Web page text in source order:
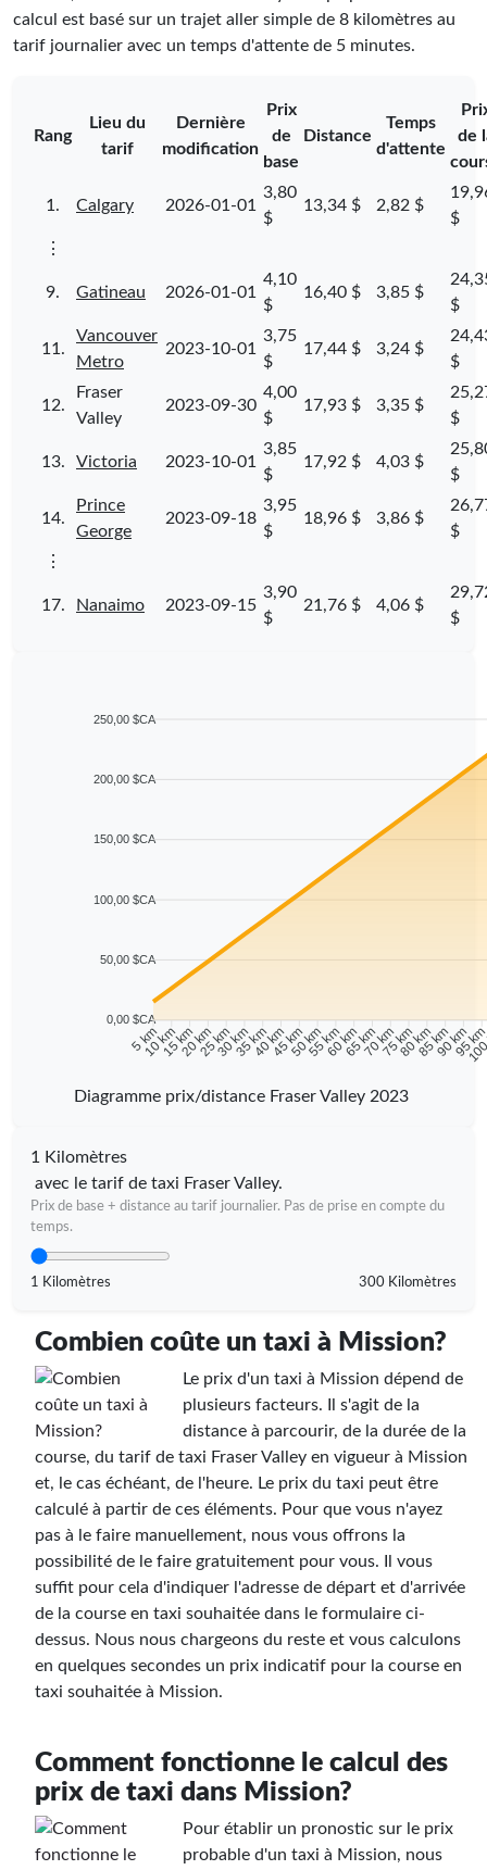
calcul est basé sur un trajet aller simple de 8 kilomètres au
tarif journalier avec un temps d'attente de 5 minutes.
Rang
Lieu du
tarif
Dernière
modification
Prix
de
base
Distance
Temps
d'attente
de
1. Calgary 2026-01-01
3,80
$
13,34 $ 2,82 $
$
⋮
9. Gatineau 2026-01-01
4,10
$
16,40 $ 3,85 $
$
11.
Vancouver
Metro
2023-10-01
3,75
$
17,44 $ 3,24 $
$
12.
Fraser
Valley
2023-09-30
4,00
$
17,93 $ 3,35 $
$
13. Victoria 2023-10-01
3,85
$
17,92 $ 4,03 $
$
14.
Prince
George
2023-09-18
3,95
$
18,96 $ 3,86 $
$
⋮
17. Nanaimo 2023-09-15
3,90
$
21,76 $ 4,06 $
$
250,00 $CA
200,00 $CA
150,00 $CA
100,00 $CA
50,00 $CA
0,00 $CA
5 km
10 km15 km20 km25 km30 km35 km40 km45 km50 km55 km60 km65 km70 km75 km80 km85 km90 km
95
Diagramme prix/distance Fraser Valley 2023
1 Kilomètres
avec le tarif de taxi Fraser Valley.
Prix de base + distance au tarif journalier. Pas de prise en compte du
temps.
1 Kilomètres 300 Kilomètres
Combien coûte un taxi à Mission?
Le prix d'un taxi à Mission dépend de
plusieurs facteurs. Il s'agit de la
distance à parcourir, de la durée de la
course, du tarif de taxi Fraser Valley en vigueur à Mission
et, le cas échéant, de l'heure. Le prix du taxi peut être
calculé à partir de ces éléments. Pour que vous n'ayez
pas à le faire manuellement, nous vous offrons la
possibilité de le faire gratuitement pour vous. Il vous
suffit pour cela d'indiquer l'adresse de départ et d'arrivée
de la course en taxi souhaitée dans le formulaire ci-
dessus. Nous nous chargeons du reste et vous calculons
en quelques secondes un prix indicatif pour la course en
taxi souhaitée à Mission.
Comment fonctionne le calcul des
prix de taxi dans Mission?
Pour établir un pronostic sur le prix
probable d'un taxi à Mission, nous